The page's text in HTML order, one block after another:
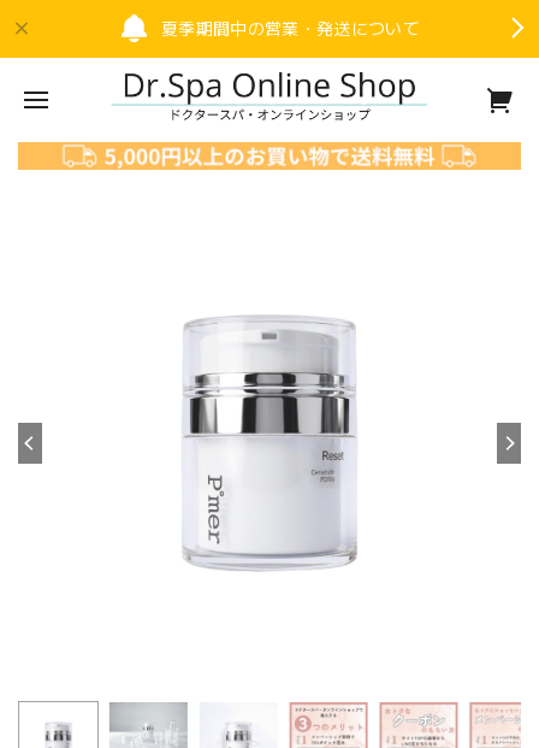
夏季期間中の営業・発送について